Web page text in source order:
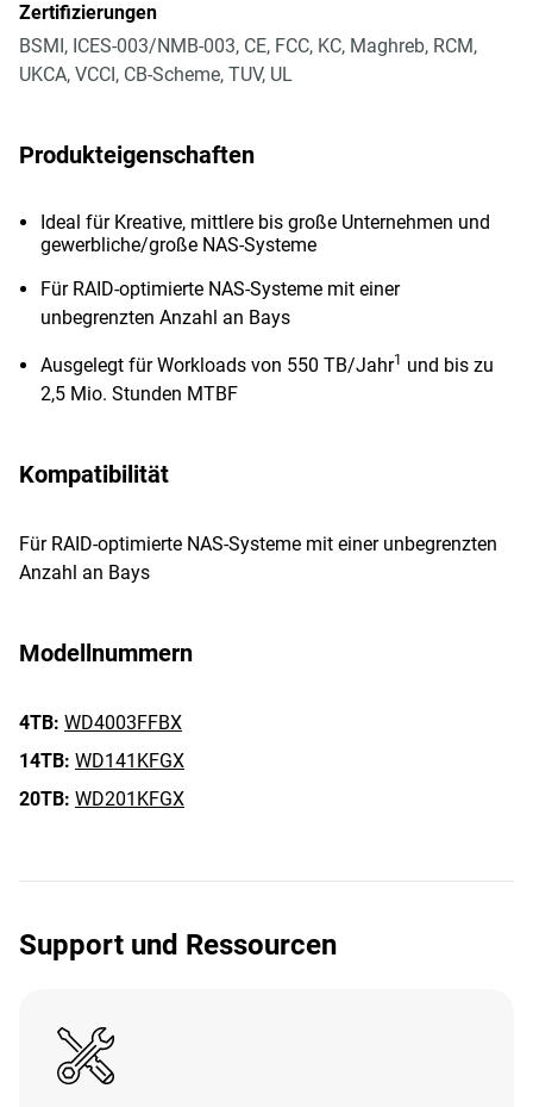
Zertifizierungen
BSMI, ICES-003/NMB-003, CE, FCC, KC, Maghreb, RCM,
UKCA, VCCI, CB-Scheme, TUV, UL
Produkteigenschaften
Ideal für Kreative, mittlere bis große Unternehmen und
gewerbliche/große NAS-Systeme
Für RAID-optimierte NAS-Systeme mit einer
unbegrenzten Anzahl an Bays
Ausgelegt für Workloads von 550 TB/Jahr1
und bis zu
2,5 Mio. Stunden MTBF
Kompatibilität
Für RAID-optimierte NAS-Systeme mit einer unbegrenzten
Anzahl an Bays
Modellnummern
4TB: WD4003FFBX
14TB: WD141KFGX
20TB: WD201KFGX
Support und Ressourcen